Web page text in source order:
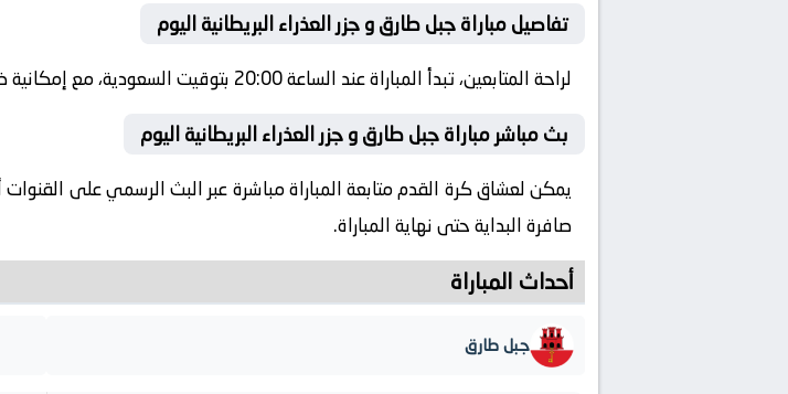
تفاصيل مباراة جبل طارق و جزر العذراء البريطانية اليوم
لراحة المتابعين، تبدأ المباراة عند الساعة 20:00 بتوقيت السعودية، مع إمكانية ضبط التنبيهات لمتابعة كل لحظة من المباراة مباشرة.
بث مباشر مباراة جبل طارق و جزر العذراء البريطانية اليوم
يمكن لعشاق كرة القدم متابعة المباراة مباشرة عبر البث الرسمي على
صافرة البداية حتى نهاية المباراة.
أحداث المباراة
جبل طارق